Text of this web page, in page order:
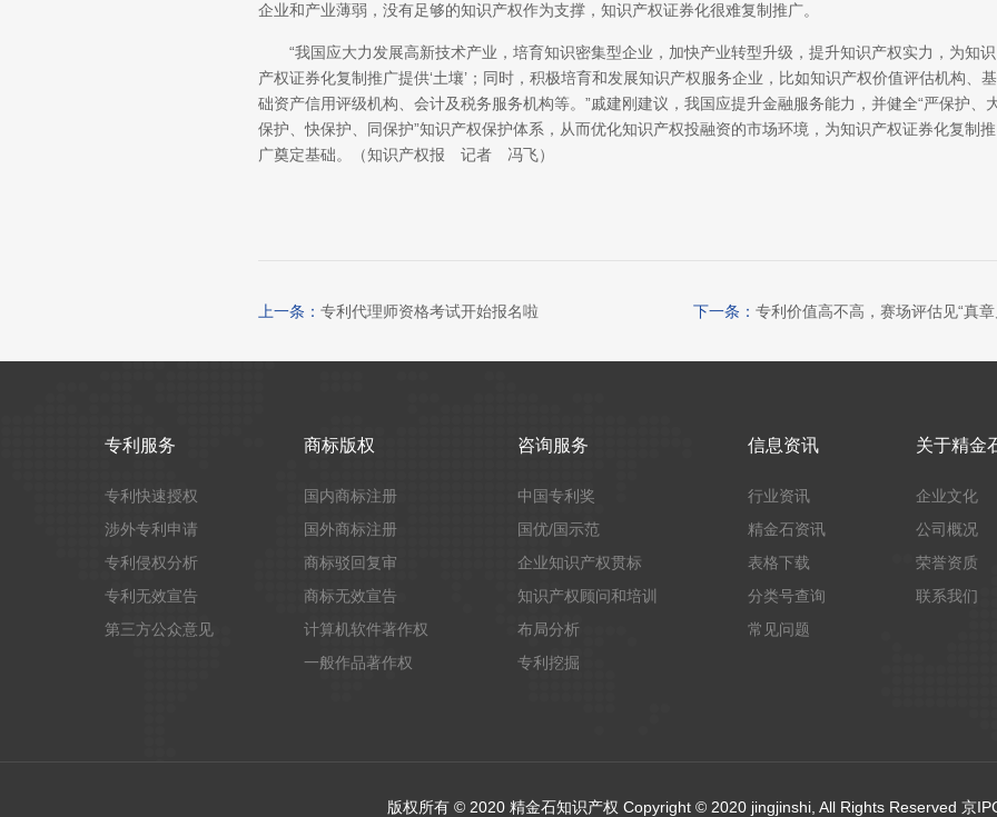
企业和产业薄弱，没有足够的知识产权作为支撑，知识产权证券化很难复制推广。
“我国应大力发展高新技术产业，培育知识密集型企业，加快产业转型升级，提升知识产权实力，为知识
产权证券化复制推广提供‘土壤’；同时，积极培育和发展知识产权服务企业，比如知识产权价值评估机构、基
础资产信用评级机构、会计及税务服务机构等。”戚建刚建议，我国应提升金融服务能力，并健全“严保护、
保护、快保护、同保护”知识产权保护体系，从而优化知识产权投融资的市场环境，为知识产权证券化复制推
广奠定基础。（知识产权报 记者 冯飞）
上一条： 专利代理师资格考试开始报名啦 下一条： 专利价值高不高，赛场评估见“真
专利服务
专利快速授权
涉外专利申请
专利侵权分析
专利无效宣告
第三方公众意见
商标版权
国内商标注册
国外商标注册
商标驳回复审
商标无效宣告
计算机软件著作权
一般作品著作权
咨询服务
中国专利奖
国优/国示范
企业知识产权贯标
知识产权顾问和培训
布局分析
专利挖掘
信息资讯
行业资讯
精金石资讯
表格下载
分类号查询
常见问题
关于精金
企业文化
公司概况
荣誉资质
联系我们
版权所有 © 2020 精金石知识产权 Copyright © 2020 jingjinshi, All Rights Reserved 京